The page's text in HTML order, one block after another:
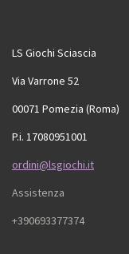
LS Giochi Sciascia
Via Varrone 52
00071 Pomezia (Roma)
P.i. 17080951001
ordini@lsgiochi.it
Assistenza
+390693377374